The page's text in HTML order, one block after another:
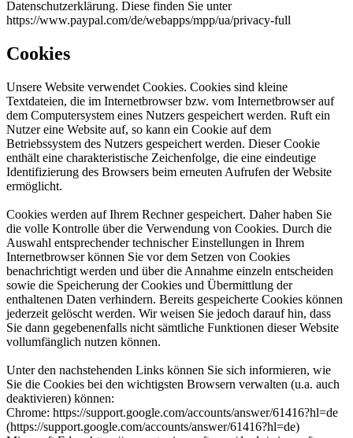
Datenschutzerklärung. Diese finden Sie unter
https://www.paypal.com/de/webapps/mpp/ua/privacy-full
Cookies
Unsere Website verwendet Cookies. Cookies sind kleine
Textdateien, die im Internetbrowser bzw. vom Internetbrowser auf
dem Computersystem eines Nutzers gespeichert werden. Ruft ein
Nutzer eine Website auf, so kann ein Cookie auf dem
Betriebssystem des Nutzers gespeichert werden. Dieser Cookie
enthält eine charakteristische Zeichenfolge, die eine eindeutige
Identifizierung des Browsers beim erneuten Aufrufen der Website
ermöglicht.
Cookies werden auf Ihrem Rechner gespeichert. Daher haben Sie
die volle Kontrolle über die Verwendung von Cookies. Durch die
Auswahl entsprechender technischer Einstellungen in Ihrem
Internetbrowser können Sie vor dem Setzen von Cookies
benachrichtigt werden und über die Annahme einzeln entscheiden
sowie die Speicherung der Cookies und Übermittlung der
enthaltenen Daten verhindern. Bereits gespeicherte Cookies können
jederzeit gelöscht werden. Wir weisen Sie jedoch darauf hin, dass
Sie dann gegebenenfalls nicht sämtliche Funktionen dieser Website
vollumfänglich nutzen können.
Unter den nachstehenden Links können Sie sich informieren, wie
Sie die Cookies bei den wichtigsten Browsern verwalten (u.a. auch
deaktivieren) können:
Chrome: https://support.google.com/accounts/answer/61416?hl=de
(https://support.google.com/accounts/answer/61416?hl=de)